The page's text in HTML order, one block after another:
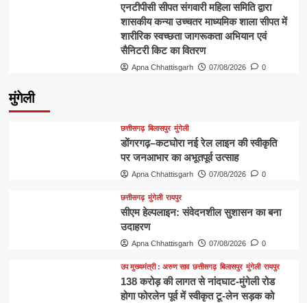
एनटीपीसी सीपत संगवारी महिला समिति द्वारा
शासकीय कन्या उच्चतर माध्यमिक शाला सीपत में
शारीरिक स्वच्छता जागरूकता अभियान एवं
सैनिटरी किट का वितरण
Apna Chhattisgarh 07/08/2026 0
मुंगेली
छत्तीसगढ़ बिलासपुर मुंगेली
डोंगरगढ़–कटघोरा नई रेल लाइन की स्वीकृति
पर जनआभार का अभूतपूर्व उत्साह
Apna Chhattisgarh 07/08/2026 0
छत्तीसगढ़ मुंगेली रायपुर
सीएम हेल्पलाइन: संवेदनशील सुशासन का बना
उदाहरण
Apna Chhattisgarh 07/08/2026 0
उप मुख्यमंत्री : अरुण साव छत्तीसगढ़ बिलासपुर मुंगेली रायपुर
138 करोड़ की लागत से नांदघाट-मुंगेली रोड
होगा फोरलेन पूर्व में स्वीकृत टू-लेन सड़क को